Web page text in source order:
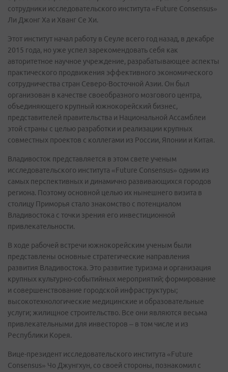
сотрудники исследовательского института «Future Consensus»
Ли Джонг Ха и Хванг Се Хи.
Этот институт начал работу в Сеуле всего год назад, в декабре
2015 года, но уже успел зарекомендовать себя как
авторитетное научное учреждение, разрабатывающее аспекты
практического продвижения эффективного экономического
сотрудничества стран Северо-Восточной Азии. Он был
организован в качестве своеобразного мозгового центра,
объединяющего крупный южнокорейский бизнес,
представителей правительства и Национальной Ассамблеи
этой страны с целью разработки и реализации крупных
совместных проектов с коллегами из России, Японии и Китая.
Владивосток представляется в этом свете ученым
исследовательского института «Future Consensus» одним из
самых перспективных и динамично развивающихся городов
региона. Поэтому основной целью их нынешнего визита в
столицу Приморья стало знакомство с потенциалом
Владивостока с точки зрения его инвестиционной
привлекательности.
В ходе рабочей встречи южнокорейским ученым были
представлены основные стратегические направления
развития Владивостока. Это развитие туризма и организация
крупных культурно-событийных мероприятий; формирование
и совершенствование городской инфраструктуры;
высокотехнологические медицинские и образовательные
услуги; жилищное строительство. Все они являются весьма
привлекательными для инвесторов – в том числе и из
Республики Корея.
Вице-президент исследовательского института «Future
Consensus» Чо Джунгхун, со своей стороны, познакомил с